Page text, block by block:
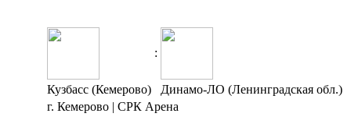
:
Кузбасс (Кемерово)
Динамо-ЛО (Ленинградская обл.)
г. Кемерово | СРК Арена